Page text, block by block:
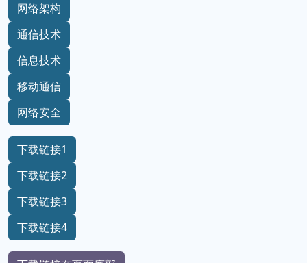
网络架构
通信技术
信息技术
移动通信
网络安全
下载链接1
下载链接2
下载链接3
下载链接4